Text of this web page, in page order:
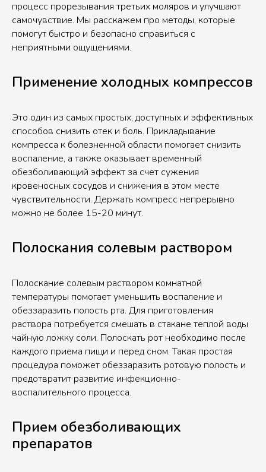
процесс прорезывания третьих моляров и улучшают
самочувствие. Мы расскажем про методы, которые
помогут быстро и безопасно справиться с
неприятными ощущениями.
Применение холодных компрессов
Это один из самых простых, доступных и эффективных
способов снизить отек и боль. Прикладывание
компресса к болезненной области помогает снизить
воспаление, а также оказывает временный
обезболивающий эффект за счет сужения
кровеносных сосудов и снижения в этом месте
чувствительности. Держать компресс непрерывно
можно не более 15-20 минут.
Полоскания солевым раствором
Полоскание солевым раствором комнатной
температуры помогает уменьшить воспаление и
обеззаразить полость рта. Для приготовления
раствора потребуется смешать в стакане теплой воды
чайную ложку соли. Полоскать рот необходимо после
каждого приема пищи и перед сном. Такая простая
процедура поможет обеззаразить ротовую полость и
предотвратит развитие инфекционно-
воспалительного процесса.
Прием обезболивающих
препаратов